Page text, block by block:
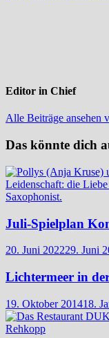
Editor in Chief
Alle Beiträge
Das könnte dich
Juli-Spielplan
20. Juni 202229. Juni
Lichtermeer in
19. Oktober 201418.